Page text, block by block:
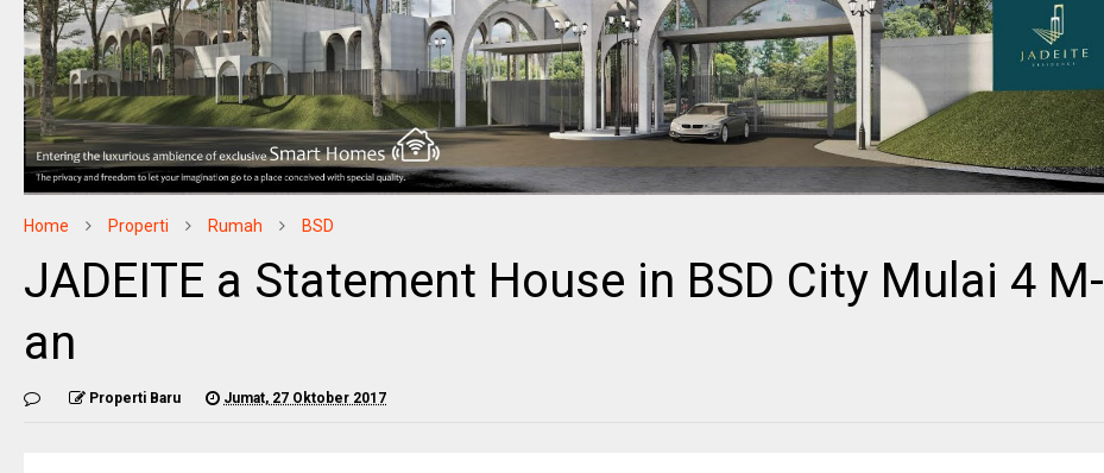
Home Properti Rumah BSD
JADEITE a Statement House in BSD City Mulai 4 M-
an
Properti Baru Jumat, 27 Oktober 2017